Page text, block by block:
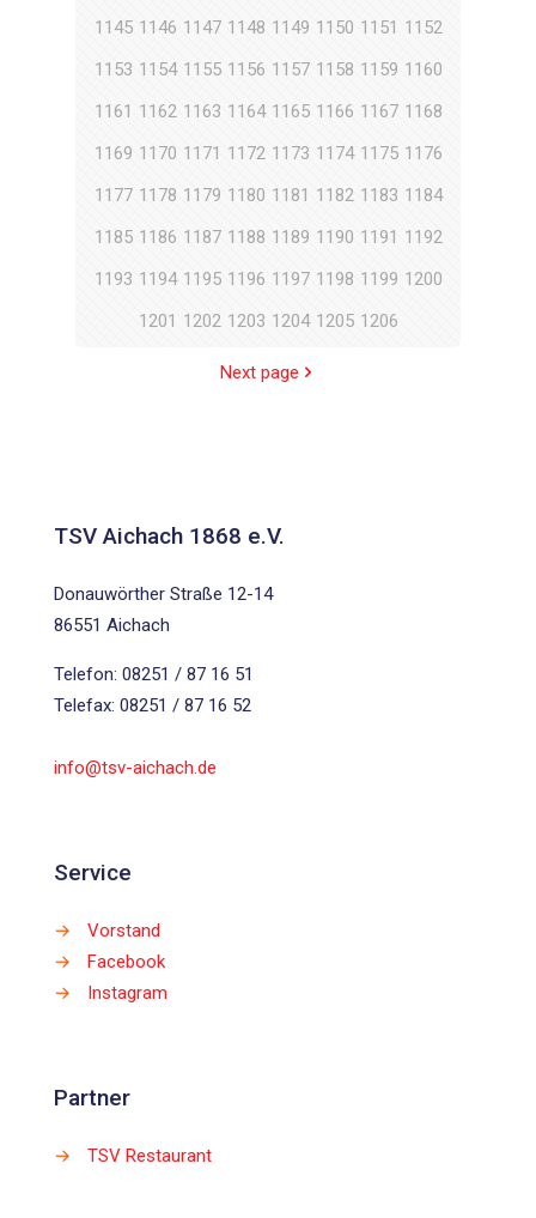
1145 1146 1147 1148 1149 1150 1151 1152
1153 1154 1155 1156 1157 1158 1159 1160
1161 1162 1163 1164 1165 1166 1167 1168
1169 1170 1171 1172 1173 1174 1175 1176
1177 1178 1179 1180 1181 1182 1183 1184
1185 1186 1187 1188 1189 1190 1191 1192
1193 1194 1195 1196 1197 1198 1199 1200
1201 1202 1203 1204 1205 1206
Next page
TSV Aichach 1868 e.V.
Donauwörther Straße 12-14
86551 Aichach
Telefon: 08251 / 87 16 51
Telefax: 08251 / 87 16 52
info@tsv-aichach.de
Service
→
Vorstand
→
Facebook
→
Instagram
Partner
→ TSV Restaurant